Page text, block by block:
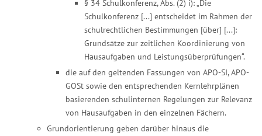
§ 34 Schulkonferenz, Abs. (2) i): „Die
Schulkonferenz [...] entscheidet im Rahmen der
schulrechtlichen Bestimmungen [über] [...]:
Grundsätze zur zeitlichen Koordinierung von
Hausaufgaben und Leistungsüberprüfungen“.
die auf den geltenden Fassungen von APO-SI, APO-
GOSt sowie den entsprechenden Kernlehrplänen
basierenden schulinternen Regelungen zur Relevanz
von Hausaufgaben in den einzelnen Fächern.
Grundorientierung geben darüber hinaus die